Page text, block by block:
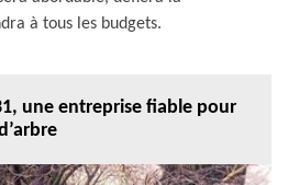
à tous les budgets.
une entreprise fiable pour